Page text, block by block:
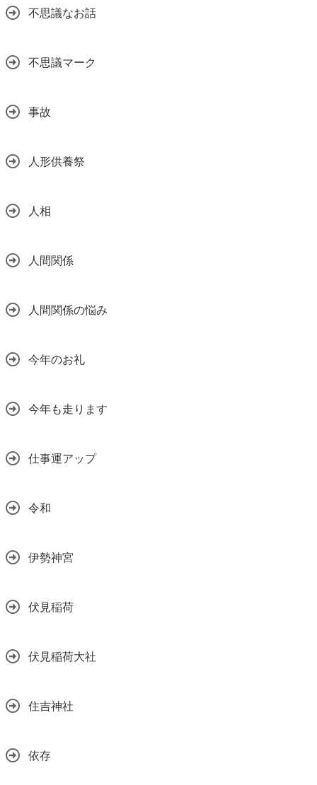
不思議なお話
不思議マーク
事故
人形供養祭
人相
人間関係
人間関係の悩み
今年のお礼
今年も走ります
仕事運アップ
令和
伊勢神宮
伏見稲荷
伏見稲荷大社
住吉神社
依存